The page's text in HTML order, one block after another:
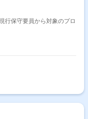
行保守要員から対象のプロ